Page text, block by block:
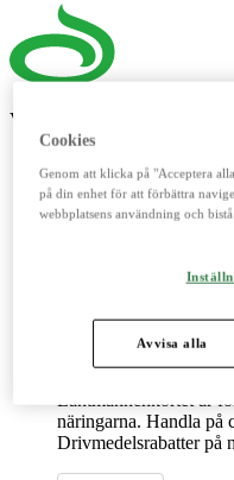
Våra digitala verktyg
Detta digitala verktyg
handlar du spannmål,
Lantmännenkortet är
näringarna. Handla på
Drivmedelsrabatter på
Cookies
Genom att klicka på "Acceptera
på din enhet för att förbättra
webbplatsens användning och
Avvisa alla